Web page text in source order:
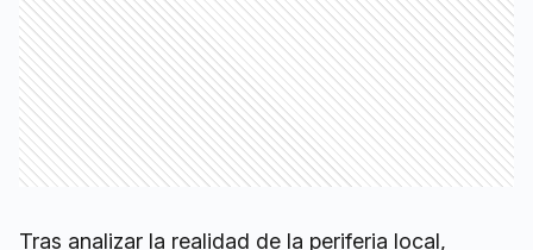
Tras analizar la realidad de la periferia local,